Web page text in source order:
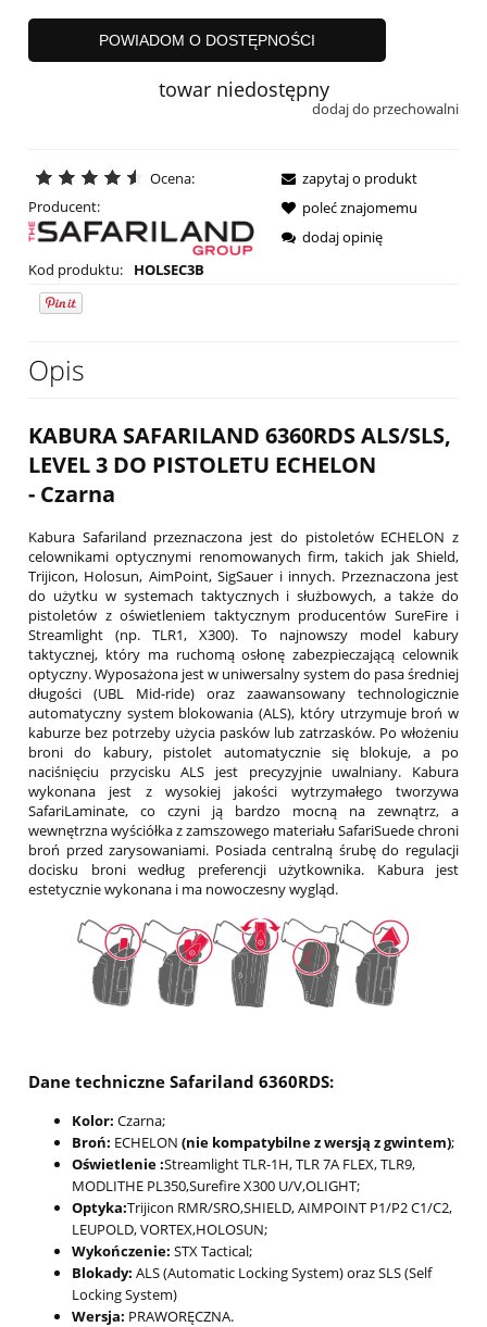
POWIADOM O DOSTĘPNOŚCI
towar niedostępny
dodaj do przechowalni
Ocena:
Producent:
Kod produktu: HOLSEC3B
zapytaj o produkt
poleć znajomemu
dodaj opinię
Opis
KABURA SAFARILAND 6360RDS ALS/SLS,
LEVEL 3 DO PISTOLETU ECHELON
- Czarna
Kabura Safariland przeznaczona jest do pistoletów ECHELON z
celownikami optycznymi renomowanych firm, takich jak Shield,
Trijicon, Holosun, AimPoint, SigSauer i innych. Przeznaczona jest
do użytku w systemach taktycznych i służbowych, a także do
pistoletów z oświetleniem taktycznym producentów SureFire i
Streamlight (np. TLR1, X300). To najnowszy model kabury
taktycznej, który ma ruchomą osłonę zabezpieczającą celownik
optyczny. Wyposażona jest w uniwersalny system do pasa średniej
długości (UBL Mid-ride) oraz zaawansowany technologicznie
automatyczny system blokowania (ALS), który utrzymuje broń w
kaburze bez potrzeby użycia pasków lub zatrzasków. Po włożeniu
broni do kabury, pistolet automatycznie się blokuje, a po
naciśnięciu przycisku ALS jest precyzyjnie uwalniany. Kabura
wykonana jest z wysokiej jakości wytrzymałego tworzywa
SafariLaminate, co czyni ją bardzo mocną na zewnątrz, a
wewnętrzna wyściółka z zamszowego materiału SafariSuede chroni
broń przed zarysowaniami. Posiada centralną śrubę do regulacji
docisku broni według preferencji użytkownika. Kabura jest
estetycznie wykonana i ma nowoczesny wygląd.
Dane techniczne Safariland 6360RDS:
Kolor: Czarna;
Broń: ECHELON (nie kompatybilne z wersją z gwintem);
Oświetlenie :Streamlight TLR-1H, TLR 7A FLEX, TLR9,
MODLITHE PL350,Surefire X300 U/V,OLIGHT;
Optyka:Trijicon RMR/SRO,SHIELD, AIMPOINT P1/P2 C1/C2,
LEUPOLD, VORTEX,HOLOSUN;
Wykończenie: STX Tactical;
Blokady: ALS (Automatic Locking System) oraz SLS (Self
Locking System)
Wersja: PRAWORĘCZNA.